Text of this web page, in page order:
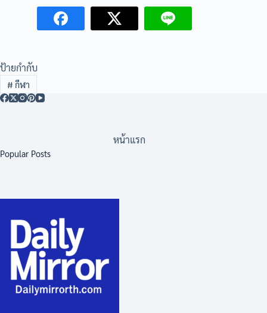
ป้ายกำกับ
# กีฬา
หน้าแรก
Popular Posts